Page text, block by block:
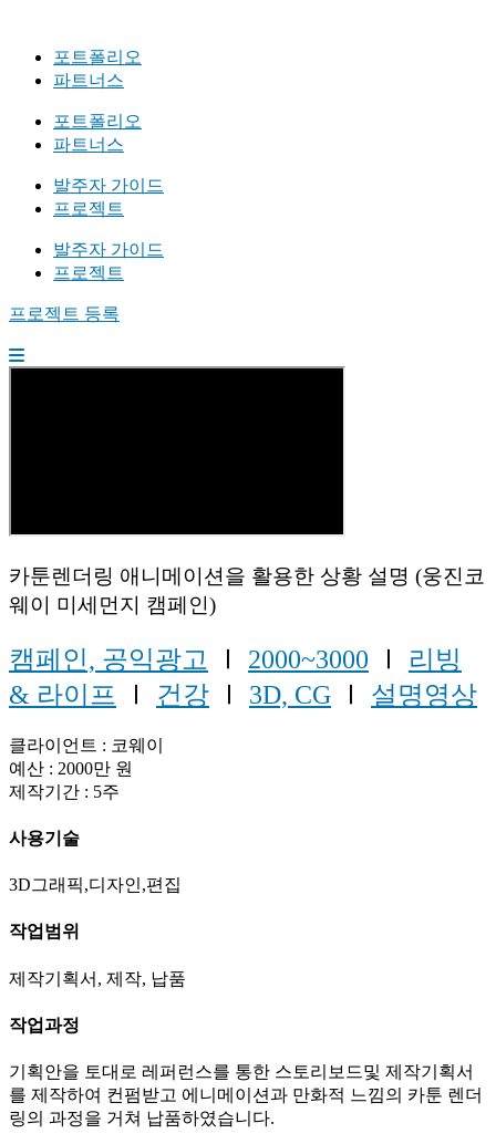
포트폴리오
파트너스
포트폴리오
파트너스
발주자 가이드
프로젝트
발주자 가이드
프로젝트
프로젝트 등록
카툰렌더링 애니메이션을 활용한 상황 설명 (웅진코
웨이 미세먼지 캠페인)
캠페인, 공익광고 Ⅰ 2000~3000 Ⅰ 리빙
& 라이프 Ⅰ 건강 Ⅰ 3D, CG Ⅰ 설명영상
클라이언트 : 코웨이
예산 : 2000만 원
제작기간 : 5주
사용기술
3D그래픽,디자인,편집
작업범위
제작기획서, 제작, 납품
작업과정
기획안을 토대로 레퍼런스를 통한 스토리보드및 제작기획서
를 제작하여 컨펌받고 에니메이션과 만화적 느낌의 카툰 렌더
링의 과정을 거쳐 납품하였습니다.